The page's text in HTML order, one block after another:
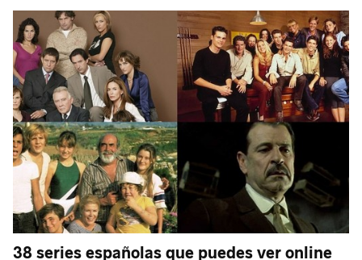
38 series españolas que puedes ver online